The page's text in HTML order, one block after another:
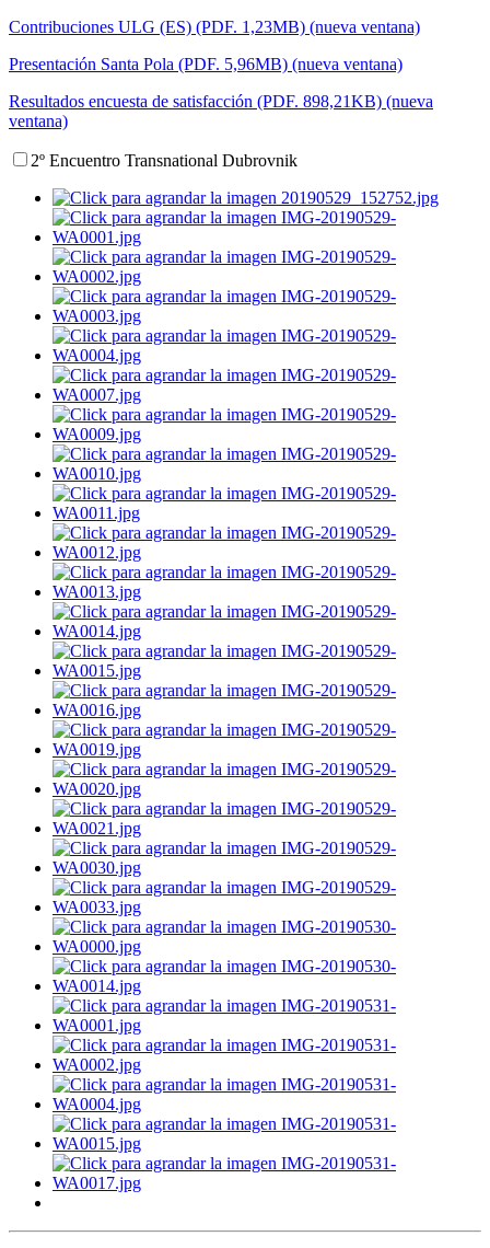
Contribuciones ULG (ES) (PDF. 1,23MB) (nueva ventana)
Presentación Santa Pola (PDF. 5,96MB) (nueva ventana)
Resultados encuesta de satisfacción (PDF. 898,21KB) (nueva
ventana)
2º Encuentro Transnational Dubrovnik